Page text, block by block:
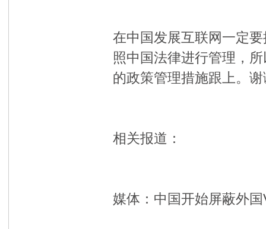
在中国发展互联网一定
照中国法律进行管理，
的政策管理措施跟上。
相关报道：
媒体：中国开始屏蔽外